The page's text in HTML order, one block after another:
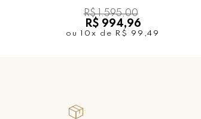
R$ 1.595,00
R$ 994,96
ou 10x de R$ 99,49